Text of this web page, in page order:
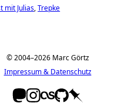
mit Julias Trepke
© 2004–2026 Marc Görtz
Impressum & Datenschutz